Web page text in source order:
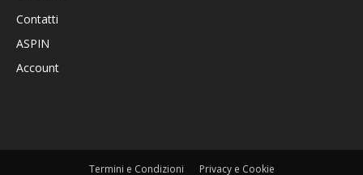
Contatti
ASPIN
Account
Termini e Condizioni Privacy e Cookie